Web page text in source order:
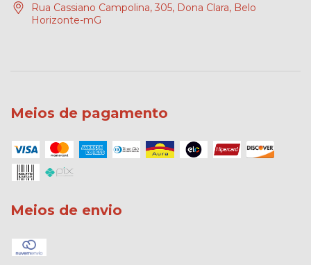
Rua Cassiano Campolina, 305, Dona Clara, Belo
Horizonte-mG
Meios de pagamento
Meios de envio